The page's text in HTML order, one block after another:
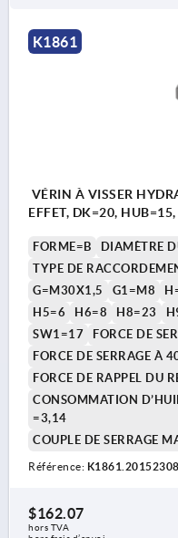
K1861
VÉRIN À VISSER
EFFET, DK=20,
FORME=B DIAMÈTRE
TYPE DE
G=M30X1,5
G1=M8
H5=6
H6=8 H8=23
SW1=17
FORCE DE
FORCE DE SERRAGE À
FORCE DE RAPPEL DU
CONSOMMATION
=3,14
COUPLE DE SERRAGE
Référence:
$162.07
hors TVA